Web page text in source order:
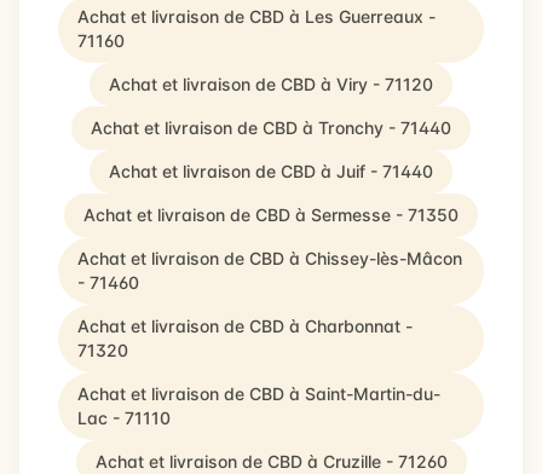
Achat et livraison de CBD à Les Guerreaux -
71160
Achat et livraison de CBD à Viry - 71120
Achat et livraison de CBD à Tronchy - 71440
Achat et livraison de CBD à Juif - 71440
Achat et livraison de CBD à Sermesse - 71350
Achat et livraison de CBD à Chissey-lès-Mâcon
- 71460
Achat et livraison de CBD à Charbonnat -
71320
Achat et livraison de CBD à Saint-Martin-du-
Lac - 71110
Achat et livraison de CBD à Cruzille - 71260